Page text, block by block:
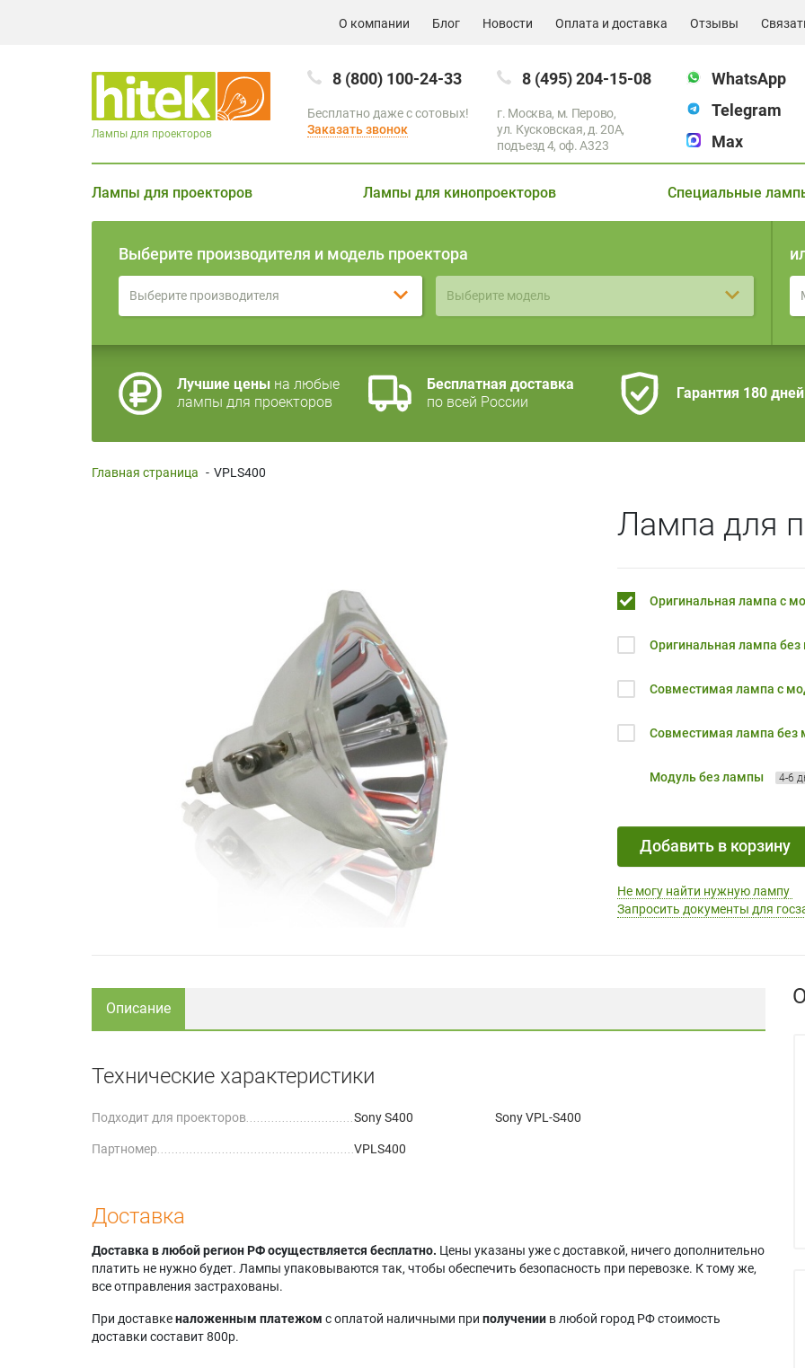
О компании Блог Новости Оплата и доставка Отзывы
8 (800) 100-24-33
Бесплатно даже с сотовых!
Заказать звонок
8 (495) 204-15-08
г. Москва, м. Перово,
ул. Кусковская, д. 20А,
подъезд 4, оф. A323
WhatsApp
Telegram
Max
Лампы для проекторов
Лампы для проекторов Лампы для кинопроекторов Специальные
Выберите производителя и модель проектора
Выберите производителя Выберите модель
Лучшие цены на любые
лампы для проекторов
Бесплатная доставка
по всей России
Гарантия 180 дней
Главная страница - VPLS400
Лампа для
Оригинальная лампа с
Оригинальная лампа без
Совместимая лампа с
Совместимая лампа без
Модуль без лампы 4-6
Добавить в корзину
Не могу найти нужную лампу
Запросить документы для
Описание
Технические характеристики
Подходит для проекторов Sony S400 Sony VPL-S400
Партномер VPLS400
Доставка
Доставка в любой регион РФ осуществляется бесплатно. Цены указаны уже с доставкой, ничего дополнительно
платить не нужно будет. Лампы упаковываются так, чтобы обеспечить безопасность при перевозке. К тому же,
все отправления застрахованы.
При доставкеналоженным платежом с оплатой наличными при получении в любой город РФ стоимость
доставки составит 800р.